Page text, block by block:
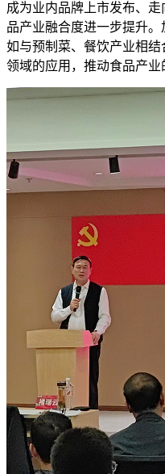
成为业内品牌上市发布、
品产业融合度进一步提升。
如与预制菜、餐饮产业相
领域的应用，推动食品产业